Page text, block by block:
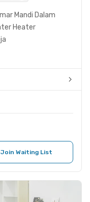
Mandi Dalam
Heater
Join Waiting List